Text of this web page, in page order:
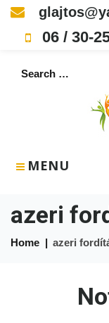
Skip
content
06 / 30-
MENU
Search
azeri
Home | azeri